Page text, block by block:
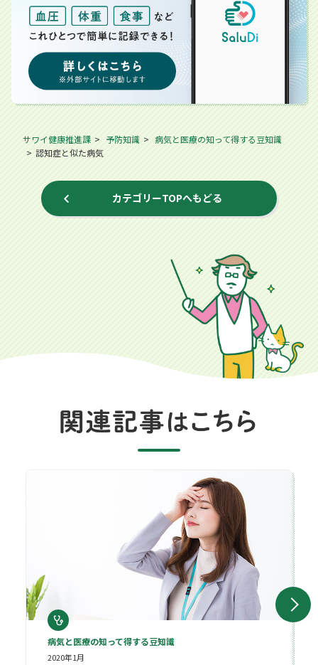
サワイ健康推進課 予防知識
病気と医療の知って得する豆知識
認知症と似た病気
カテゴリーTOPへもどる
情報社会の新たなSOS。情報過多シンドロームとは
病気と医療の知って得する豆知識
2020年1月